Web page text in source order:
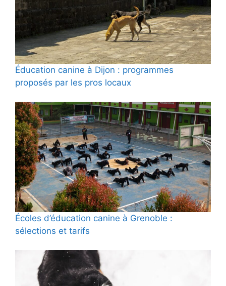
Éducation canine à Dijon : programmes
proposés par les pros locaux
Écoles d’éducation canine à Grenoble :
sélections et tarifs